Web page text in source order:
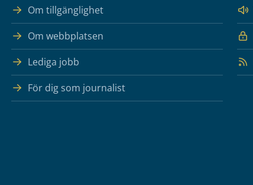
Om tillgänglighet
Om webbplatsen
Lediga jobb
För dig som journalist